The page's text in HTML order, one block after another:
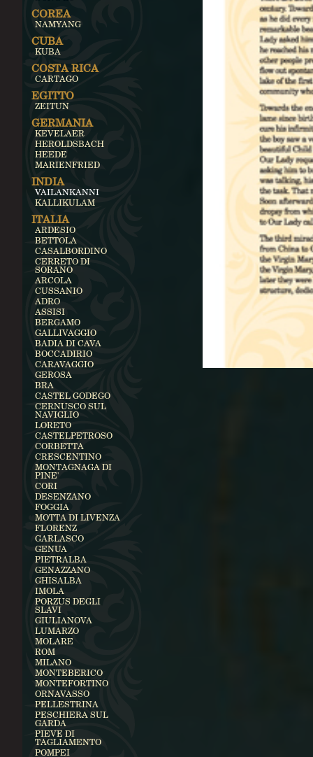
COREA
NAMYANG
CUBA
KUBA
COSTA RICA
CARTAGO
EGITTO
ZEITUN
GERMANIA
KEVELAER
HEROLDSBACH
HEEDE
MARIENFRIED
INDIA
VAILANKANNI
KALLIKULAM
ITALIA
ARDESIO
BETTOLA
CASALBORDINO
CERRETO DI
SORANO
ARCOLA
CUSSANIO
ADRO
ASSISI
BERGAMO
GALLIVAGGIO
BADIA DI CAVA
BOCCADIRIO
CARAVAGGIO
GEROSA
BRA
CASTEL GODEGO
CERNUSCO SUL
NAVIGLIO
LORETO
CASTELPETROSO
CORBETTA
CRESCENTINO
MONTAGNAGA DI
PINE'
CORI
DESENZANO
FOGGIA
MOTTA DI LIVENZA
FLORENZ
GARLASCO
GENUA
PIETRALBA
GENAZZANO
GHISALBA
IMOLA
PORZUS DEGLI
SLAVI
GIULIANOVA
LUMARZO
MOLARE
ROM
MILANO
MONTEBERICO
MONTEFORTINO
ORNAVASSO
PELLESTRINA
PESCHIERA SUL
GARDA
PIEVE DI
TAGLIAMENTO
POMPEI